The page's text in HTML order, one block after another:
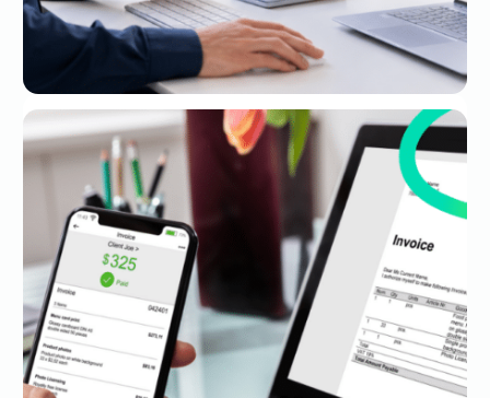
Traitement des factures fournisseurs :
le processus complet, de la réception
à l’archivage
FACTURE ÉLECTRONIQUE 23 juil. 2026